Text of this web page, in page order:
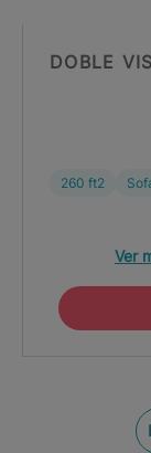
DOBLE
260 ft2
Ver